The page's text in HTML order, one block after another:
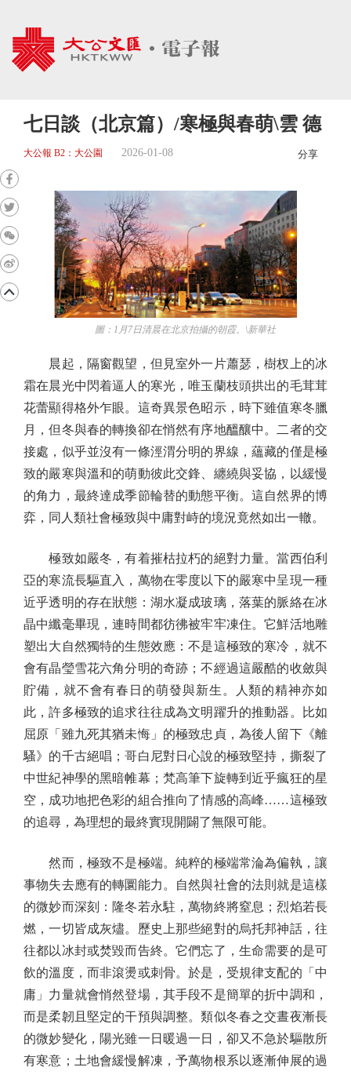
七日談（北京篇）/寒極與春萌\雲 德
大公報 B2：大公園 2026-01-08 分享
圖：1月7日清晨在北京拍攝的朝霞。\新華社
晨起，隔窗觀望，但見室外一片蕭瑟，樹杈上的冰
霜在晨光中閃着逼人的寒光，唯玉蘭枝頭拱出的毛茸茸
花蕾顯得格外乍眼。這奇異景色昭示，時下雖值寒冬臘
月，但冬與春的轉換卻在悄然有序地醞釀中。二者的交
接處，似乎並沒有一條涇渭分明的界線，蘊藏的僅是極
致的嚴寒與溫和的萌動彼此交鋒、纏繞與妥協，以緩慢
的角力，最終達成季節輪替的動態平衡。這自然界的博
弈，同人類社會極致與中庸對峙的境況竟然如出一轍。
極致如嚴冬，有着摧枯拉朽的絕對力量。當西伯利
亞的寒流長驅直入，萬物在零度以下的嚴寒中呈現一種
近乎透明的存在狀態：湖水凝成玻璃，落葉的脈絡在冰
晶中纖毫畢現，連時間都彷彿被牢牢凍住。它鮮活地雕
塑出大自然獨特的生態效應：不是這極致的寒冷，就不
會有晶瑩雪花六角分明的奇跡；不經過這嚴酷的收斂與
貯備，就不會有春日的萌發與新生。人類的精神亦如
此，許多極致的追求往往成為文明躍升的推動器。比如
屈原「雖九死其猶未悔」的極致忠貞，為後人留下《離
騷》的千古絕唱；哥白尼對日心說的極致堅持，撕裂了
中世紀神學的黑暗帷幕；梵高筆下旋轉到近乎瘋狂的星
空，成功地把色彩的組合推向了情感的高峰……這極致
的追尋，為理想的最終實現開闢了無限可能。
然而，極致不是極端。純粹的極端常淪為偏執，讓
事物失去應有的轉圜能力。自然與社會的法則就是這樣
的微妙而深刻：隆冬若永駐，萬物終將窒息；烈焰若長
燃，一切皆成灰燼。歷史上那些絕對的烏托邦神話，往
往都以冰封或焚毀而告終。它們忘了，生命需要的是可
飲的溫度，而非滾燙或刺骨。於是，受規律支配的「中
庸」力量就會悄然登場，其手段不是簡單的折中調和，
而是柔韌且堅定的干預與調整。類似冬春之交晝夜漸長
的微妙變化，陽光雖一日暖過一日，卻又不急於驅散所
有寒意；土地會緩慢解凍，予萬物根系以逐漸伸展的過